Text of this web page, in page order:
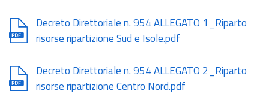
Document
Decreto Direttoriale n. 954 ALLEGATO 1_Riparto
risorse ripartizione Sud e Isole.pdf
Document
Decreto Direttoriale n. 954 ALLEGATO 2_Riparto
risorse ripartizione Centro Nord.pdf